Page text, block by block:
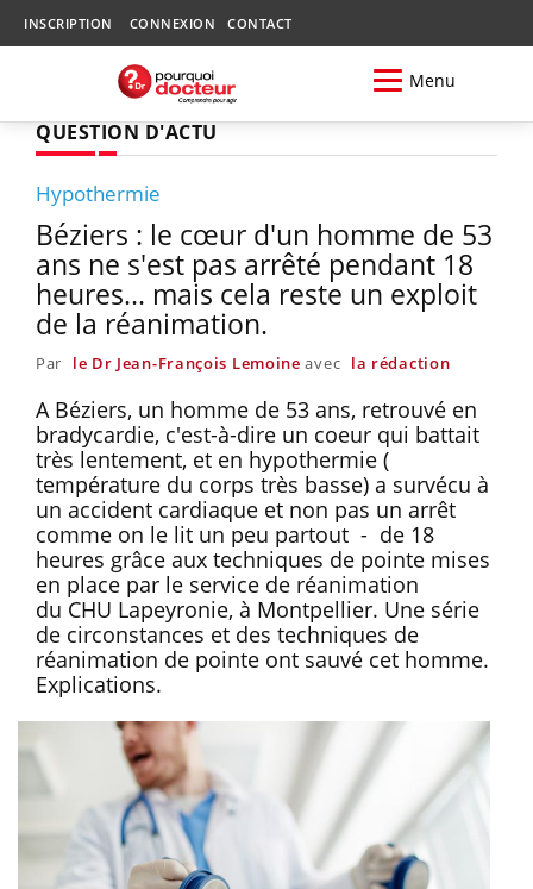
INSCRIPTION CONNEXION CONTACT
Menu
QUESTION D'ACTU
Hypothermie
Béziers : le cœur d'un homme de 53
ans ne s'est pas arrêté pendant 18
heures... mais cela reste un exploit
de la réanimation.
Par le Dr Jean-François Lemoine avec la rédaction
A Béziers, un homme de 53 ans, retrouvé en
bradycardie, c'est-à-dire un coeur qui battait
très lentement, et en hypothermie (
température du corps très basse) a survécu à
un accident cardiaque et non pas un arrêt
comme on le lit un peu partout - de 18
heures grâce aux techniques de pointe mises
en place par le service de réanimation
du CHU Lapeyronie, à Montpellier. Une série
de circonstances et des techniques de
réanimation de pointe ont sauvé cet homme.
Explications.